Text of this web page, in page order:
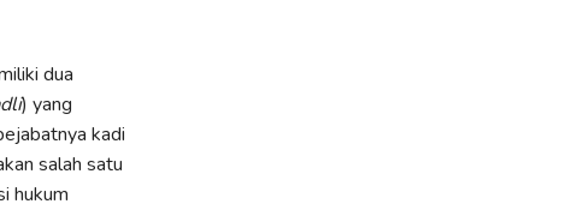
dua
) yang
kadi
salah satu
hukum